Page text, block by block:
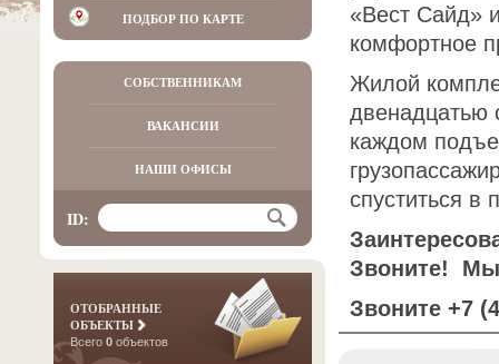
ПОДБОР ПО КАРТЕ
СОБСТВЕННИКАМ
ВАКАНСИИ
НАШИ ОФИСЫ
ID:
ОТОБРАННЫЕ
ОБЪЕКТЫ
Всего 0 объектов
«Вест Сайд»
комфортное
Жилой
двенадцатью
каждом
спуститься в
Звоните!
Мы
Звоните +7